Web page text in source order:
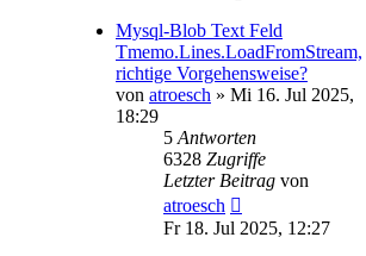
Mysql-Blob Text Feld
Tmemo.Lines.LoadFromStream,
richtige Vorgehensweise?
von atroesch » Mi 16. Jul 2025,
18:29
5 Antworten
6328 Zugriffe
Letzter Beitrag von
atroesch
Fr 18. Jul 2025, 12:27